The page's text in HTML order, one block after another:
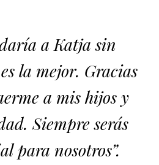
a Katja sin
la mejor. Gracias
a mis hijos y
Siempre serás
para nosotros”.